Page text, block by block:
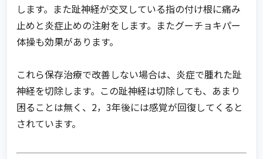
します。また趾神経が交叉している指の付け根に痛み
止めと炎症止めの注射をします。またグーチョキパー
体操も効果があります。
これら保存治療で改善しない場合は、炎症で腫れた趾
神経を切除します。この趾神経は切除しても、あまり
困ることは無く、2，3年後には感覚が回復してくると
されています。